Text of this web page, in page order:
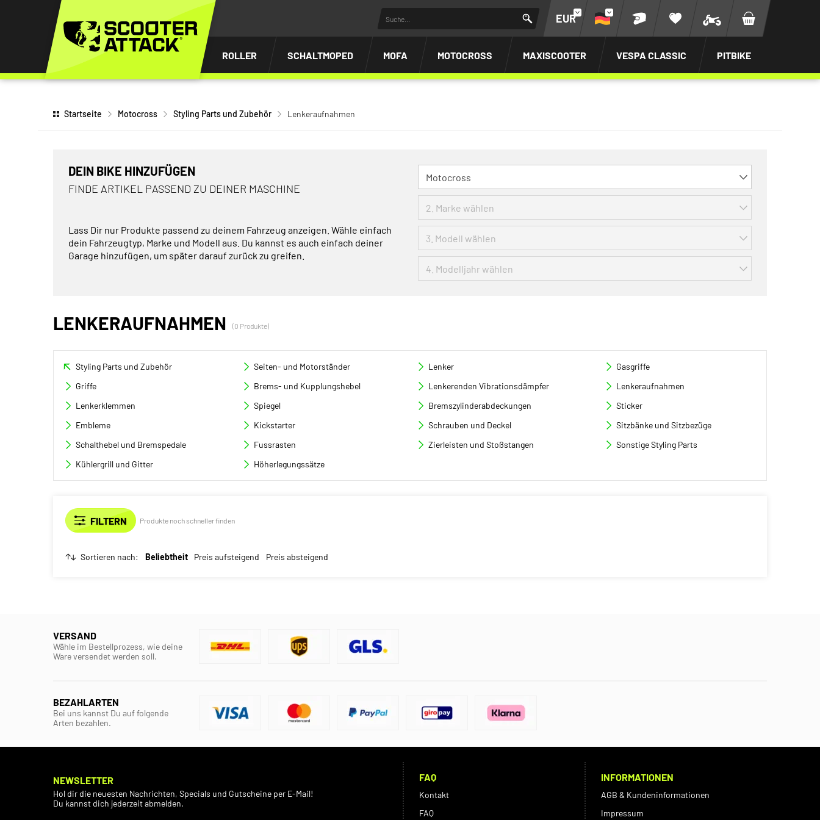
EUR
ROLLER SCHALTMOPED MOFA MOTOCROSS MAXISCOOTER VESPA CLASSIC PITBIKE
Startseite Motocross Styling Parts und Zubehör Lenkeraufnahmen
DEIN BIKE HINZUFÜGEN
FINDE ARTIKEL PASSEND ZU DEINER MASCHINE
Lass Dir nur Produkte passend zu deinem Fahrzeug anzeigen. Wähle einfach
dein Fahrzeugtyp, Marke und Modell aus. Du kannst es auch einfach deiner
Garage hinzufügen, um später darauf zurück zu greifen.
LENKERAUFNAHMEN (0 Produkte)
Styling Parts und Zubehör Seiten- und Motorständer Lenker
Gasgriffe
Griffe
Brems- und Kupplungshebel Lenkerenden Vibrationsdämpfer
Lenkeraufnahmen
Lenkerklemmen
Spiegel Bremszylinderabdeckungen
Sticker
Embleme
Kickstarter Schrauben und Deckel
Sitzbänke und Sitzbezüge
Schalthebel und Bremspedale
Fussrasten Zierleisten und Stoßstangen
Sonstige Styling Parts
Kühlergrill und Gitter
Höherlegungssätze
Produkte noch schneller finden
Sortieren nach: Beliebtheit Preis aufsteigend Preis absteigend
VERSAND
Wähle im Bestellprozess, wie deine
Ware versendet werden soll.
BEZAHLARTEN
Bei uns kannst Du auf folgende
Arten bezahlen.
NEWSLETTER
Hol dir die neuesten Nachrichten, Specials und Gutscheine per E-Mail!
Du kannst dich jederzeit abmelden.
FAQ
Kontakt
FAQ
INFORMATIONEN
AGB & Kundeninformationen
Impressum